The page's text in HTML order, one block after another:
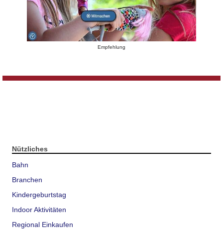
Empfehlung
Nützliches
Bahn
Branchen
Kindergeburtstag
Indoor Aktivitäten
Regional Einkaufen